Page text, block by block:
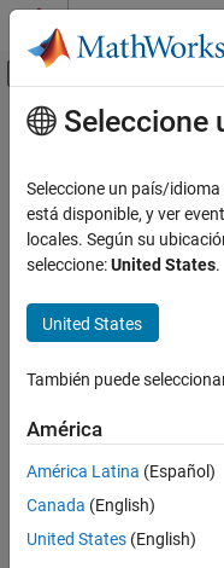
Saltar al contenido
Mostrar/
Inicio de Documentación
Contenido principal
¿Qué
Seleccione
Seleccione un país/
está disponible, y ver
locales. Según su
seleccione:United States.
United States
También puede
América
América Latina (Español)
Canada (English)
United States (English)